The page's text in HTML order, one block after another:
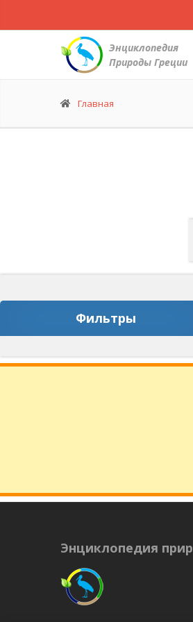
Энциклопедия
Природы Греции
Главная
Фильтры
Энциклопедия